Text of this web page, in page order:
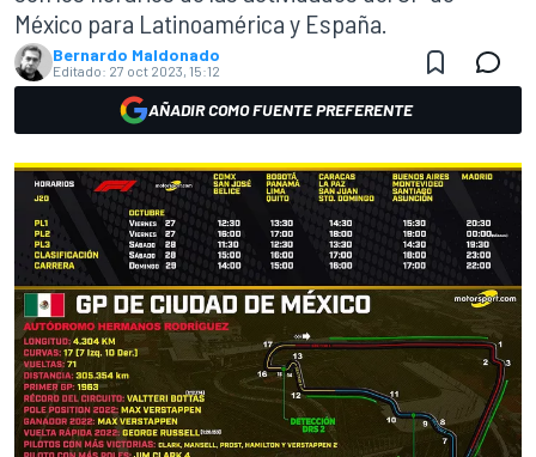
México para Latinoamérica y España.
Bernardo Maldonado
Editado: 27 oct 2023, 15:12
AÑADIR COMO FUENTE PREFERENTE